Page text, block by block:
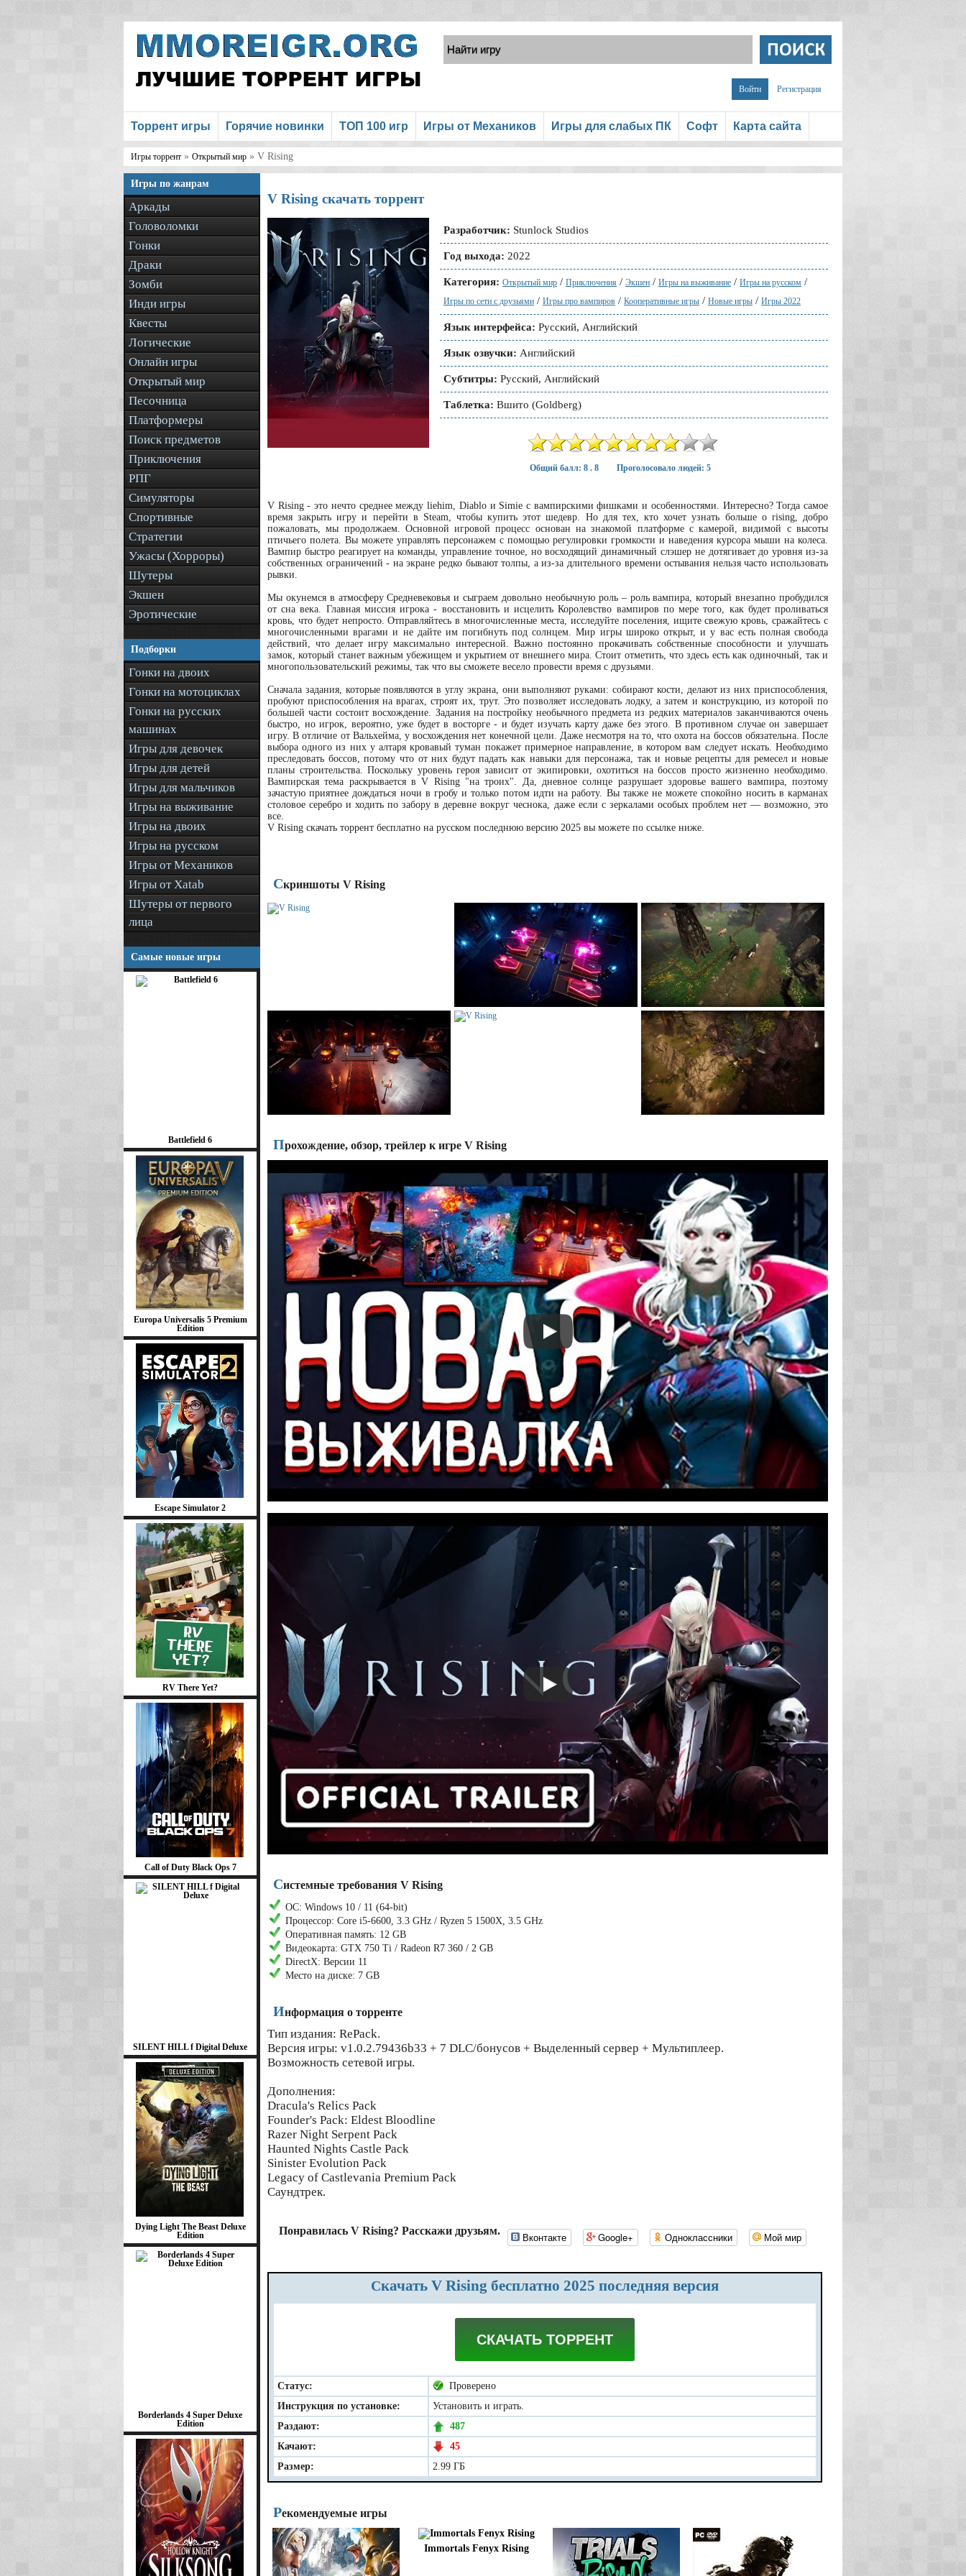
Войти Регистрация
Торрент игры Горячие новинки ТОП 100 игр Игры от Механиков Игры для слабых ПК Софт Карта сайта
Игры торрент » Открытый мир » V Rising
Игры по жанрам
Аркады
Головоломки
Гонки
Драки
Зомби
Инди игры
Квесты
Логические
Онлайн игры
Открытый мир
Песочница
Платформеры
Поиск предметов
Приключения
РПГ
Симуляторы
Спортивные
Стратегии
Ужасы (Хорроры)
Шутеры
Экшен
Эротические
Подборки
Гонки на двоих
Гонки на мотоциклах
Гонки на русских
машинах
Игры для девочек
Игры для детей
Игры для мальчиков
Игры на выживание
Игры на двоих
Игры на русском
Игры от Механиков
Игры от Xatab
Шутеры от первого
лица
Самые новые игры
Battlefield 6
Europa Universalis 5 Premium
Edition
Escape Simulator 2
RV There Yet?
Call of Duty Black Ops 7
SILENT HILL f Digital Deluxe
Dying Light The Beast Deluxe
Edition
Borderlands 4 Super Deluxe
Edition
V Rising скачать торрент
Разработчик: Stunlock Studios
Год выхода: 2022
Категория: Открытый мир / Приключения / Экшен / Игры на выживание / Игры на русском /
Игры по сети с друзьями / Игры про вампиров / Кооперативные игры / Новые игры / Игры 2022
Язык интерфейса: Русский, Английский
Язык озвучки: Английский
Субтитры: Русский, Английский
Таблетка: Вшито (Goldberg)
Общий балл: 8 . 8 Проголосовало людей: 5
V Rising - это нечто среднее между liehim, Diablo и Simie с вампирскими фишками и особенностями. Интересно? Тогда самое
время закрыть игру и перейти в Steam, чтобы купить этот шедевр. Но для тех, кто хочет узнать больше о rising, добро
пожаловать, мы продолжаем. Основной игровой процесс основан на знакомой платформе с камерой, видимой с высоты
птичьего полета. Вы можете управлять персонажем с помощью регулировки громкости и наведения курсора мыши на колеса.
Вампир быстро реагирует на команды, управление точное, но восходящий динамичный слэшер не дотягивает до уровня из-за
собственных ограничений - на экране редко бывают толпы, а из-за длительного времени остывания нельзя часто использовать
рывки.
Мы окунемся в атмосферу Средневековья и сыграем довольно необычную роль – роль вампира, который внезапно пробудился
от сна века. Главная миссия игрока - восстановить и исцелить Королевство вампиров по мере того, как будет проливаться
кровь, что будет непросто. Отправляйтесь в многочисленные места, исследуйте поселения, ищите свежую кровь, сражайтесь с
многочисленными врагами и не дайте им погибнуть под солнцем. Мир игры широко открыт, и у вас есть полная свобода
действий, что делает игру максимально интересной. Важно постоянно прокачивать собственные способности и улучшать
замок, который станет важным убежищем и укрытием от внешнего мира. Стоит отметить, что здесь есть как одиночный, так и
многопользовательский режимы, так что вы сможете весело провести время с друзьями.
Сначала задания, которые появляются в углу экрана, они выполняют руками: собирают кости, делают из них приспособления,
пробуют приспособления на врагах, строят их, трут. Это позволяет исследовать лодку, а затем и конструкцию, из которой по
большей части состоит восхождение. Задания на постройку необычного предмета из редких материалов заканчиваются очень
быстро, но игрок, вероятно, уже будет в восторге - и будет изучать карту даже без этого. В противном случае он завершает
игру. В отличие от Вальхейма, у восхождения нет конечной цели. Даже несмотря на то, что охота на боссов обязательна. После
выбора одного из них у алтаря кровавый туман покажет примерное направление, в котором вам следует искать. Необходимо
преследовать боссов, потому что от них будут падать как навыки для персонажа, так и новые рецепты для ремесел и новые
планы строительства. Поскольку уровень героя зависит от экипировки, охотиться на боссов просто жизненно необходимо.
Вампирская тема раскрывается в V Rising "на троих". Да, дневное солнце разрушает здоровье вашего вампира, поэтому
зачастую приятнее дождаться ночи в гробу и только потом идти на работу. Вы также не можете спокойно носить в карманах
столовое серебро и ходить по забору в деревне вокруг чеснока, даже если с зеркалами особых проблем нет — возможно, это
все.
V Rising скачать торрент бесплатно на русском последнюю версию 2025 вы можете по ссылке ниже.
Скриншоты V Rising
Прохождение, обзор, трейлер к игре V Rising
Системные требования V Rising
ОС: Windows 10 / 11 (64-bit)
Процессор: Core i5-6600, 3.3 GHz / Ryzen 5 1500X, 3.5 GHz
Оперативная память: 12 GB
Видеокарта: GTX 750 Ti / Radeon R7 360 / 2 GB
DirectX: Версии 11
Место на диске: 7 GB
Информация о торренте
Тип издания: RePack.
Версия игры: v1.0.2.79436b33 + 7 DLC/бонусов + Выделенный сервер + Мультиплеер.
Возможность сетевой игры.
Дополнения:
Dracula's Relics Pack
Founder's Pack: Eldest Bloodline
Razer Night Serpent Pack
Haunted Nights Castle Pack
Sinister Evolution Pack
Legacy of Castlevania Premium Pack
Саундтрек.
Понравилась V Rising? Расскажи друзьям. Вконтакте Google+ Одноклассники Мой мир
Скачать V Rising бесплатно 2025 последняя версия
СКАЧАТЬ ТОРРЕНТ
Статус:
Проверено
Инструкция по установке:
Установить и играть.
Раздают:
487
Качают:
45
Размер:
2.99 ГБ
Рекомендуемые игры
Immortals Fenyx Rising